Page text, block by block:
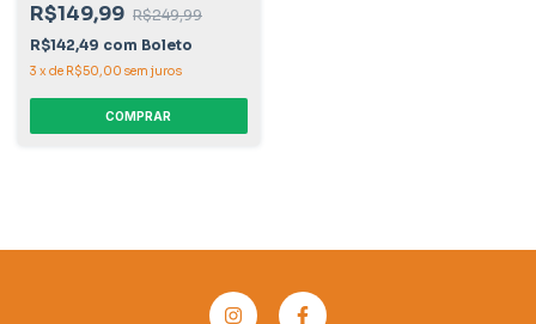
R$149,99 R$249,99
R$142,49 com Boleto
3 x de R$50,00 sem juros
COMPRAR